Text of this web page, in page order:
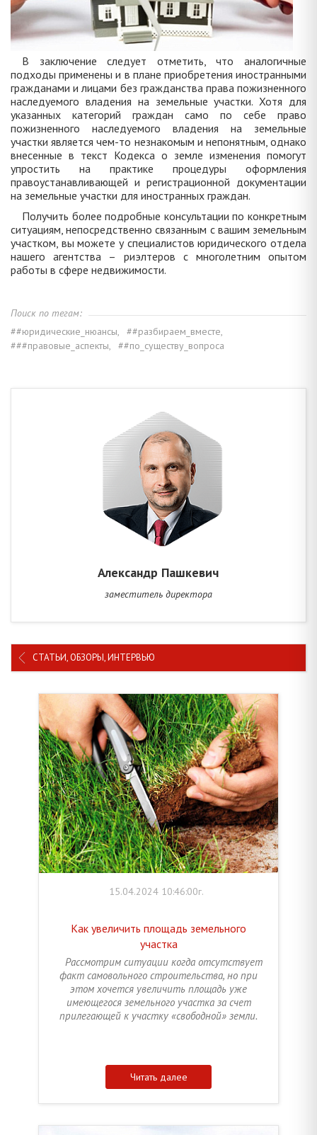
В заключение следует отметить, что аналогичные
подходы применены и в плане приобретения иностранными
гражданами и лицами без гражданства права пожизненного
наследуемого владения на земельные участки. Хотя для
указанных категорий граждан само по себе право
пожизненного наследуемого владения на земельные
участки является чем-то незнакомым и непонятным, однако
внесенные в текст Кодекса о земле изменения помогут
упростить на практике процедуры оформления
правоустанавливающей и регистрационной документации
на земельные участки для иностранных граждан.
Получить более подробные консультации по конкретным
ситуациям, непосредственно связанным с вашим земельным
участком, вы можете у специалистов юридического отдела
нашего агентства – риэлтеров с многолетним опытом
работы в сфере недвижимости.
Поиск по тегам:
##юридические_нюансы,
##разбираем_вместе,
###правовые_аспекты,
##по_существу_вопроса
Александр Пашкевич
заместитель директора
СТАТЬИ, ОБЗОРЫ, ИНТЕРВЬЮ
15.04.2024 10:46:00г.
Как увеличить площадь земельного
участка
Рассмотрим ситуации когда отсутствует
факт самовольного строительства, но при
этом хочется увеличить площадь уже
имеющегося земельного участка за счет
прилегающей к участку «свободной» земли.
Читать далее